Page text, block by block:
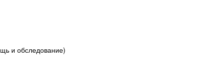
и обследование)